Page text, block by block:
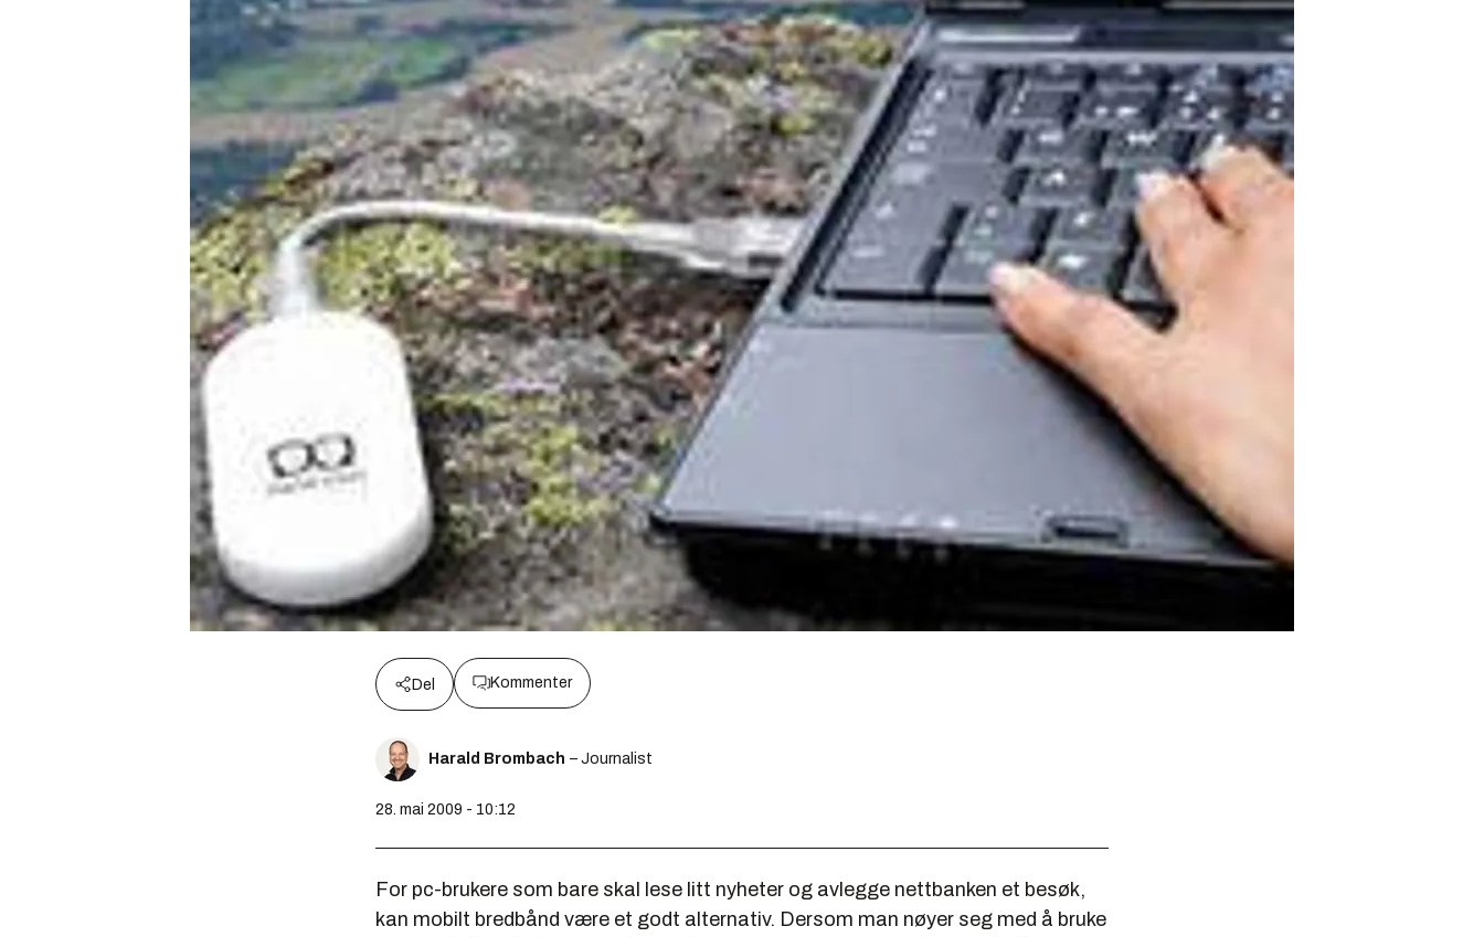
Del Kommenter
Harald Brombach – Journalist
28. mai 2009 - 10:12
For pc-brukere som bare skal lese litt nyheter og avlegge nettbanken et besøk,
kan mobilt bredbånd være et godt alternativ. Dersom man nøyer seg med å bruke